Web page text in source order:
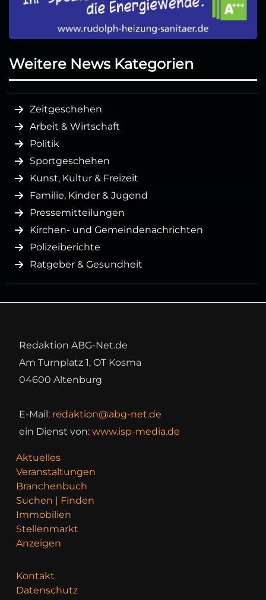
Weitere News Kategorien
Zeitgeschehen
Arbeit & Wirtschaft
Politik
Sportgeschehen
Kunst, Kultur & Freizeit
Familie, Kinder & Jugend
Pressemitteilungen
Kirchen- und Gemeindenachrichten
Polizeiberichte
Ratgeber & Gesundheit
Redaktion ABG-Net.de
Am Turnplatz 1, OT Kosma
04600 Altenburg
E-Mail: redaktion@abg-net.de
ein Dienst von: www.isp-media.de
Aktuelles
Veranstaltungen
Branchenbuch
Suchen | Finden
Immobilien
Stellenmarkt
Anzeigen
Kontakt
Datenschutz